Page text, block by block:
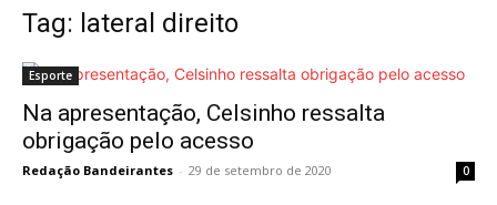
Tag: lateral direito
Esporte
Na apresentação, Celsinho ressalta
obrigação pelo acesso
Redação Bandeirantes - 29 de setembro de 2020 0